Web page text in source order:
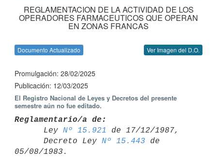
REGLAMENTACION DE LA ACTIVIDAD DE LOS
OPERADORES FARMACEUTICOS QUE OPERAN
EN ZONAS FRANCAS
Documento Actualizado Ver Imagen del D.O.
Promulgación: 28/02/2025
Publicación: 12/03/2025
El Registro Nacional de Leyes y Decretos del presente
semestre aún no fue editado.
Reglamentario/a de:
Ley Nº 15.921
de 17/12/1987,
      Decreto Ley
Nº 15.443 de